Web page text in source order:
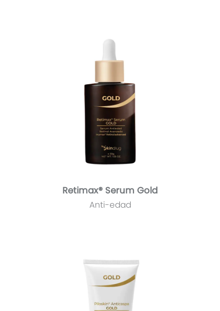
Retimax® Serum Gold
Anti-edad